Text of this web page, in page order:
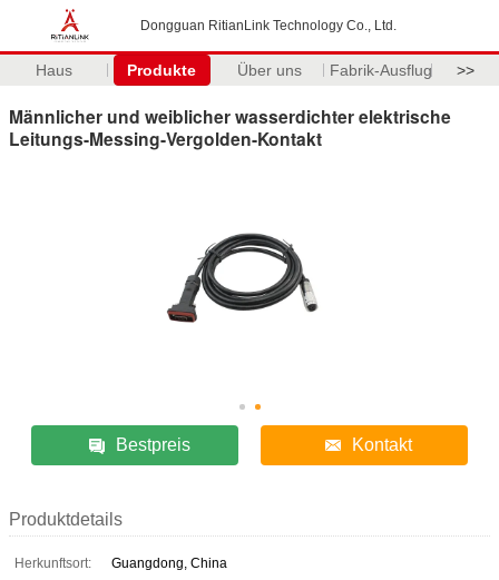
Dongguan RitianLink Technology Co., Ltd.
Haus Produkte Über uns Fabrik-Ausflug >>
Männlicher und weiblicher wasserdichter elektrische
Leitungs-Messing-Vergolden-Kontakt
Bestpreis Kontakt
Produktdetails
Herkunftsort:
Guangdong, China